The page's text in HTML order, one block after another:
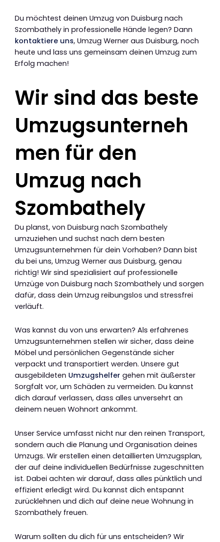
Du möchtest deinen Umzug von Duisburg nach
Szombathely in professionelle Hände legen? Dann
kontaktiere uns, Umzug Werner aus Duisburg, noch
heute und lass uns gemeinsam deinen Umzug zum
Erfolg machen!
Wir sind das beste
Umzugsunterneh
men für den
Umzug nach
Szombathely
Du planst, von Duisburg nach Szombathely
umzuziehen und suchst nach dem besten
Umzugsunternehmen für dein Vorhaben? Dann bist
du bei uns, Umzug Werner aus Duisburg, genau
richtig! Wir sind spezialisiert auf professionelle
Umzüge von Duisburg nach Szombathely und sorgen
dafür, dass dein Umzug reibungslos und stressfrei
verläuft.
Was kannst du von uns erwarten? Als erfahrenes
Umzugsunternehmen stellen wir sicher, dass deine
Möbel und persönlichen Gegenstände sicher
verpackt und transportiert werden. Unsere gut
ausgebildeten Umzugshelfer gehen mit äußerster
Sorgfalt vor, um Schäden zu vermeiden. Du kannst
dich darauf verlassen, dass alles unversehrt an
deinem neuen Wohnort ankommt.
Unser Service umfasst nicht nur den reinen Transport,
sondern auch die Planung und Organisation deines
Umzugs. Wir erstellen einen detaillierten Umzugsplan,
der auf deine individuellen Bedürfnisse zugeschnitten
ist. Dabei achten wir darauf, dass alles pünktlich und
effizient erledigt wird. Du kannst dich entspannt
zurücklehnen und dich auf deine neue Wohnung in
Szombathely freuen.
Warum sollten du dich für uns entscheiden? Wir